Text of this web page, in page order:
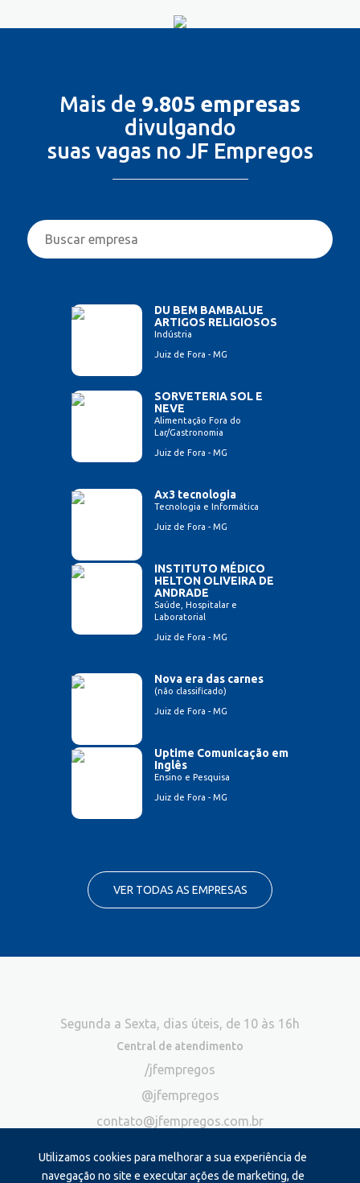
Mais de 9.805 empresas
divulgando
suas vagas no JF Empregos
DU BEM BAMBALUE
ARTIGOS RELIGIOSOS
Indústria
Juiz de Fora - MG
SORVETERIA SOL E
NEVE
Alimentação Fora do
Lar/Gastronomia
Juiz de Fora - MG
Ax3 tecnologia
Tecnologia e Informática
Juiz de Fora - MG
INSTITUTO MÉDICO
HELTON OLIVEIRA DE
ANDRADE
Saúde, Hospitalar e
Laboratorial
Juiz de Fora - MG
Nova era das carnes
(não classificado)
Juiz de Fora - MG
Uptime Comunicação em
Inglês
Ensino e Pesquisa
Juiz de Fora - MG
VER TODAS AS EMPRESAS
Utilizamos cookies para melhorar a sua experiência de
navegação no site e executar ações de marketing, de
Segunda a Sexta, dias úteis, de 10 às 16h
Central de atendimento
/jfempregos
@jfempregos
contato@jfempregos.com.br
Publicidade